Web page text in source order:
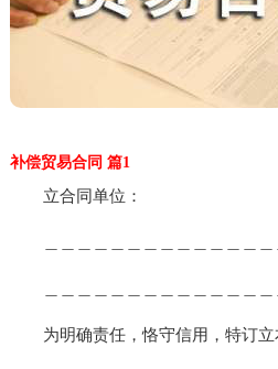
补偿贸易合同 篇1
立合同单位：
为明确责任，恪守信用，特订立